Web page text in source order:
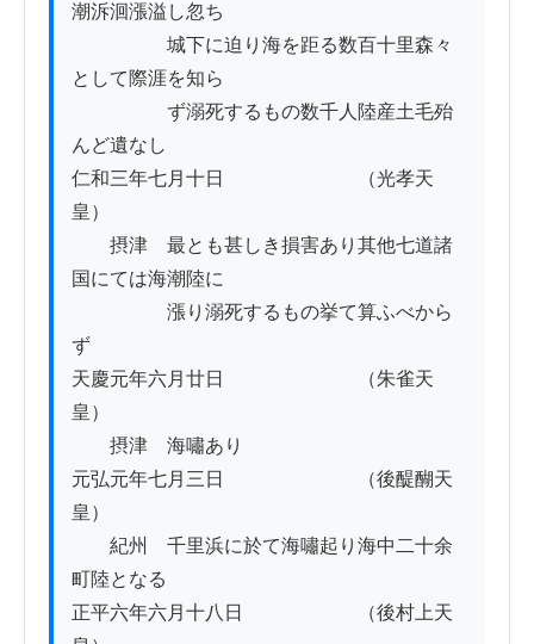
潮泝洄漲溢し忽ち
城下に迫り海を距る数百十里森々
として際涯を知ら
ず溺死するもの数千人陸産土毛殆
んど遺なし
仁和三年七月十日　　　　　　　（光孝天
皇）
摂津　最とも甚しき損害あり其他七道諸
国にては海潮陸に
漲り溺死するもの挙て算ふべから
ず
天慶元年六月廿日　　　　　　　（朱雀天
皇）
摂津　海嘯あり
元弘元年七月三日　　　　　　　（後醍醐天
皇）
紀州　千里浜に於て海嘯起り海中二十余
町陸となる
正平六年六月十八日　　　　　　（後村上天